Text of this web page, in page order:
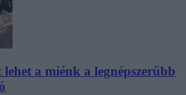
a miénk a legnépszerűbb